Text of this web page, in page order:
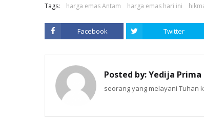
Tags: harga emas Antam harga emas hari ini
Facebook Twitter
Posted by:Yedija Prima
seorang yang melayani Tuhan